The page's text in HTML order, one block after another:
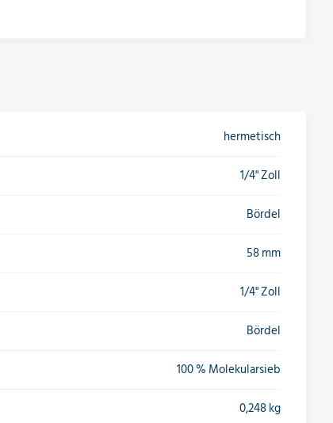
hermetisch
1/4" Zoll
Bördel
58 mm
1/4" Zoll
Bördel
100 % Molekularsieb
0,248 kg